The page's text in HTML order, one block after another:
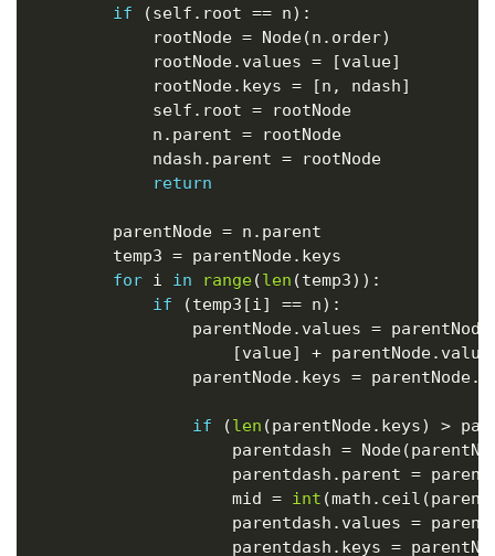
if
(self . root == n) :
            rootNode
= Node(n . order)
            rootNode
. values = [value]
            rootNode
. keys = [n , ndash]
            self
. root = rootNode
            n
. parent = rootNode
            ndash
. parent = rootNode
return
        parentNode
= n . parent
        temp3
= parentNode. keys
for i in range(len (temp3) ) :
if
(temp3 [i] == n) :
                parentNode
. values = parentNode
[value] + parentNode.
                parentNode
. keys = parentNode.
if (len (parentNode. keys) >
                    parentdash
= Node(
                    parentdash
. parent =
                    mid
= int (math . ceil (
                    parentdash
. values =
                    parentdash
. keys =